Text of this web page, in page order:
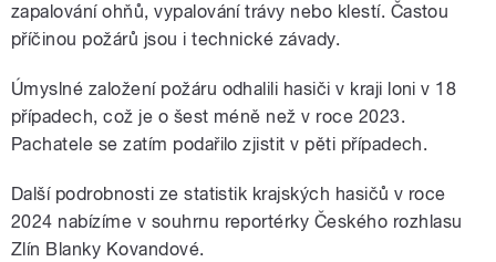
zapalování ohňů, vypalování trávy nebo klestí. Častou
příčinou požárů jsou i technické závady.
Úmyslné založení požáru odhalili hasiči v kraji loni v 18
případech, což je o šest méně než v roce 2023.
Pachatele se zatím podařilo zjistit v pěti případech.
Další podrobnosti ze statistik krajských hasičů v roce
2024 nabízíme v souhrnu reportérky Českého rozhlasu
Zlín Blanky Kovandové.